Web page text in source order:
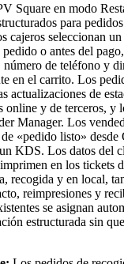
Ver dispositivos
Square en modo
para
cajeros seleccionan
o antes del
de teléfono y
en el carrito. Los
actualizaciones de
online y de terceros, y
Manager. Los
«pedido listo» desde
KDS. Los datos del
en los tickets
recogida y en local,
reimpresiones y
se asignan
estructurada sin